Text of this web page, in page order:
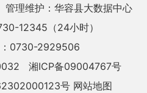
管理维护：华容县大数据中心
12345（24小时）
0730-2929506
湘ICP备09004767号
号 网站地图